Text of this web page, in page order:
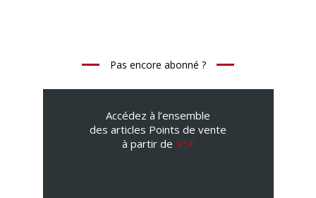
Pas encore abonné ?
Accédez à l’ensemble
des articles Points de vente
à partir de 95€